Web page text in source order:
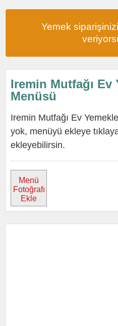
Yemek
Iremin Mutfağı Ev
Menüsü
Iremin Mutfağı Ev
yok, menüyü ekleye
ekleyebilirsin.
Menü
Fotoğrafı
Ekle